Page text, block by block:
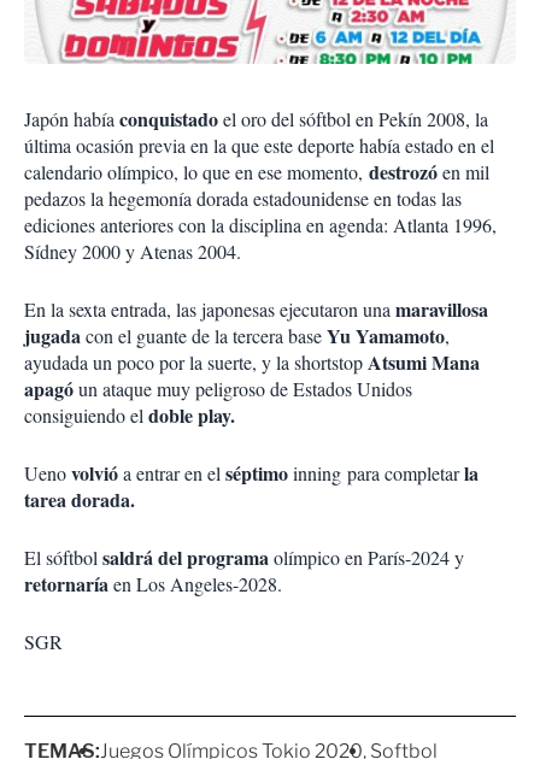
Japón habíaconquistadoel oro del sóftbol en Pekín 2008, la
última ocasión previa en la que este deporte había estado en el
calendario olímpico, lo que en ese momento, destrozóen mil
pedazos la hegemonía dorada estadounidense en todas las
ediciones anteriores con la disciplina en agenda: Atlanta 1996,
Sídney 2000 y Atenas 2004.
En la sexta entrada, las japonesas ejecutaron unamaravillosa
jugadacon el guante de la tercera baseYu Yamamoto,
ayudada un poco por la suerte, y la shortstopAtsumi Mana
apagóun ataque muy peligroso de Estados Unidos
consiguiendo eldoble play.
Uenovolvióa entrar en elséptimoinning para completarla
tarea dorada.
El sóftbolsaldrá del programaolímpico en París-2024 y
retornaríaen Los Angeles-2028.
SGR
TEMAS:Juegos Olímpicos Tokio 2020 Softbol